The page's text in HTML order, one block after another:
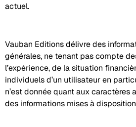
actuel.
Vauban Editions délivre des
générales, ne tenant pas compte
l’expérience, de la situation
individuels d’un utilisateur en
n’est donnée quant aux caractères
des informations mises à